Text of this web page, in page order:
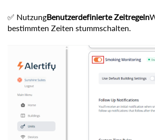
✅ NutzungBenutzerdefinierte Zeitregeln
bestimmten Zeiten stummschalten.